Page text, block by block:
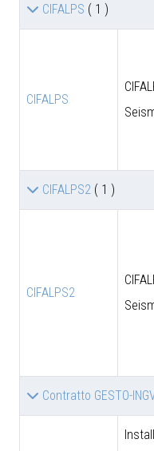
CIFALPS ( 1 )
CIFALPS
CIFALPS2 ( 1 )
CIFALPS2
Contratto GESTO-